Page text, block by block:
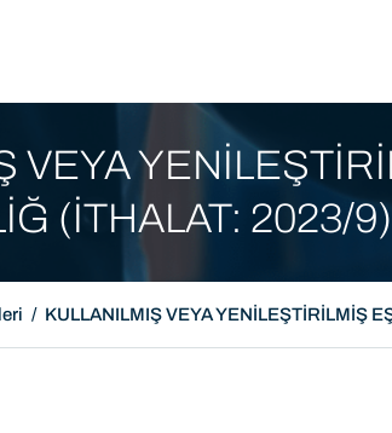
VEYA
(İTHALAT: 2023/9)
KULLANILMIŞ VEYA YENİLEŞTİRİLMİŞ